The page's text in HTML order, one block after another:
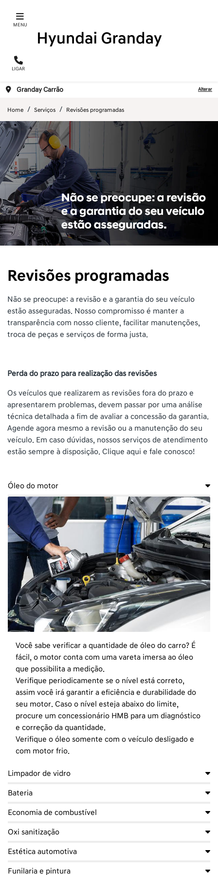
MENU
LIGAR
Granday Carrão Alterar
Home Serviços Revisões programadas
Revisões programadas
Não se preocupe: a revisão e a garantia do seu veículo
estão asseguradas. Nosso compromisso é manter a
transparência com nosso cliente, facilitar manutenções,
troca de peças e serviços de forma justa.
Perda do prazo para realização das revisões
Os veículos que realizarem as revisões fora do prazo e
apresentarem problemas, devem passar por uma análise
técnica detalhada a fim de avaliar a concessão da garantia.
Agende agora mesmo a revisão ou a manutenção do seu
veículo. Em caso dúvidas, nossos serviços de atendimento
estão sempre à disposição. Clique aqui e fale conosco!
Óleo do motor
Você sabe verificar a quantidade de óleo do carro? É
fácil, o motor conta com uma vareta imersa ao óleo
que possibilita a medição.
Verifique periodicamente se o nível está correto,
assim você irá garantir a eficiência e durabilidade do
seu motor. Caso o nível esteja abaixo do limite,
procure um concessionário HMB para um diagnóstico
e correção da quantidade.
Verifique o óleo somente com o veículo desligado e
com motor frio.
Limpador de vidro
Bateria
Economia de combustível
Oxi sanitização
Estética automotiva
Funilaria e pintura